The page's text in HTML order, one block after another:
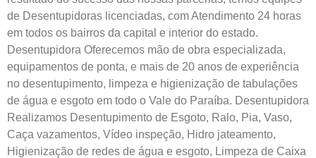
de Desentupidoras licenciadas, com Atendimento 24 horas
em todos os bairros da capital e interior do estado.
Desentupidora Oferecemos mão de obra especializada,
equipamentos de ponta, e mais de 20 anos de experiência
no desentupimento, limpeza e higienização de tabulações
de água e esgoto em todo o Vale do Paraíba. Desentupidora
Realizamos Desentupimento de Esgoto, Ralo, Pia, Vaso,
Caça vazamentos, Vídeo inspeção, Hidro jateamento,
Higienização de redes de água e esgoto, Limpeza de Caixa